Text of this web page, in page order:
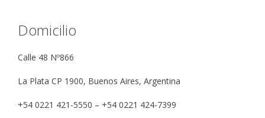
Domicilio
Calle 48 Nº866
La Plata CP 1900, Buenos Aires, Argentina
+54 0221 421-5550 – +54 0221 424-7399